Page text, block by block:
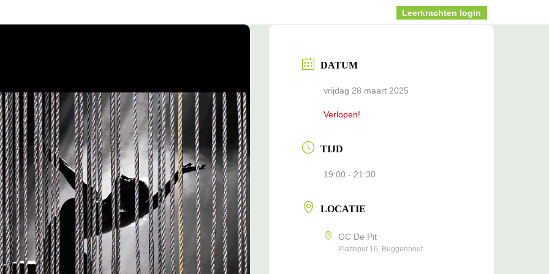
Leerkrachten login
DATUM
vrijdag 28 maart 2025
Verlopen!
TIJD
19:00 - 21:30
LOCATIE
GC De Pit
Platteput 16, Buggenhout